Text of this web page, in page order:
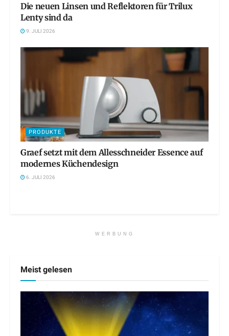
Die neuen Linsen und Reflektoren für Trilux
Lenty sind da
9. JULI 2026
PRODUKTE
Graef setzt mit dem Allesschneider Essence auf
modernes Küchendesign
6. JULI 2026
WERBUNG
Meist gelesen